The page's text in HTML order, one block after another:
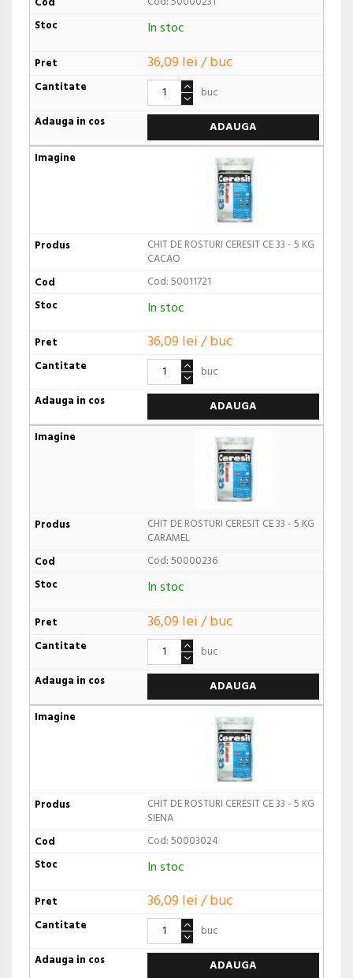
In stoc
36,09 lei / buc
buc
ADAUGA
CHIT DE ROSTURI CERESIT CE 33 - 5 KG
CACAO
Cod: 50011721
In stoc
36,09 lei / buc
buc
ADAUGA
CHIT DE ROSTURI CERESIT CE 33 - 5 KG
CARAMEL
Cod: 50000236
In stoc
36,09 lei / buc
buc
ADAUGA
CHIT DE ROSTURI CERESIT CE 33 - 5 KG
SIENA
Cod: 50003024
In stoc
36,09 lei / buc
buc
ADAUGA